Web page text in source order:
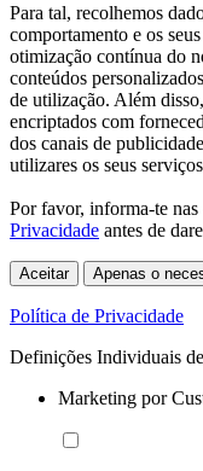
Para tal, recolhemos
comportamento e os
otimização contínua do
conteúdos
de utilização. Além
encriptados com
dos canais de
utilizares os seus
Por favor, informa-te nas
Privacidade antes de
Aceitar Apenas o
Política de Privacidade
Definições Individuais
Marketing por